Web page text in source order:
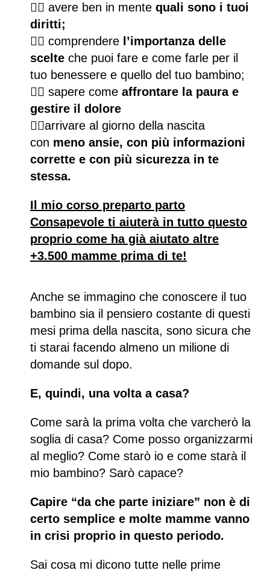
👉🏻 avere ben in mente quali sono i tuoi
diritti;
👉🏻 comprendere l’importanza delle
scelte che puoi fare e come farle per il
tuo benessere e quello del tuo bambino;
👉🏻 sapere come affrontare la paura e
gestire il dolore
👉🏻arrivare al giorno della nascita
con meno ansie, con più informazioni
corrette e con più sicurezza in te
stessa.
Il mio corso preparto parto
Consapevole ti aiuterà in tutto questo
proprio come ha già aiutato altre
+3.500 mamme prima di te!
Anche se immagino che conoscere il tuo
bambino sia il pensiero costante di questi
mesi prima della nascita, sono sicura che
ti starai facendo almeno un milione di
domande sul dopo.
E, quindi, una volta a casa?
Come sarà la prima volta che varcherò la
soglia di casa? Come posso organizzarmi
al meglio? Come starò io e come starà il
mio bambino? Sarò capace?
Capire “da che parte iniziare” non è di
certo semplice e molte mamme vanno
in crisi proprio in questo periodo.
Sai cosa mi dicono tutte nelle prime